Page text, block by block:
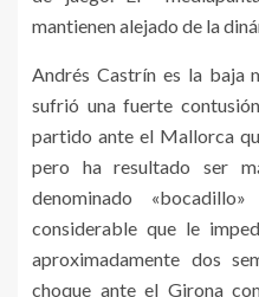
mantienen alejado de la
Andrés Castrín es la baja
sufrió una fuerte
partido ante el Mallorca
pero ha resultado ser
denominado
considerable que le
aproximadamente dos
choque ante el Girona